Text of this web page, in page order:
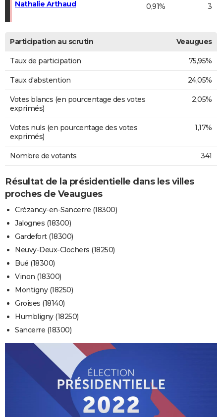
Nathalie Arthaud 0,91% 3
Participation au scrutin Veaugues
Taux de participation 75,95%
Taux d'abstention 24,05%
Votes blancs (en pourcentage des votes
exprimés)
2,05%
Votes nuls (en pourcentage des votes
exprimés)
1,17%
Nombre de votants 341
Résultat de la présidentielle dans les villes
proches de Veaugues
Crézancy-en-Sancerre (18300)
Jalognes (18300)
Gardefort (18300)
Neuvy-Deux-Clochers (18250)
Bué (18300)
Vinon (18300)
Montigny (18250)
Groises (18140)
Humbligny (18250)
Sancerre (18300)